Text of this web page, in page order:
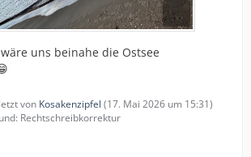
uns beinahe die Ostsee
von Kosakenzipfel (17. Mai 2026 um 15:31)
Rechtschreibkorrektur